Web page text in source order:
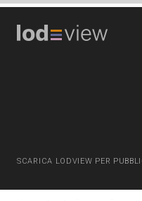
SCARICA LODVIEW PER